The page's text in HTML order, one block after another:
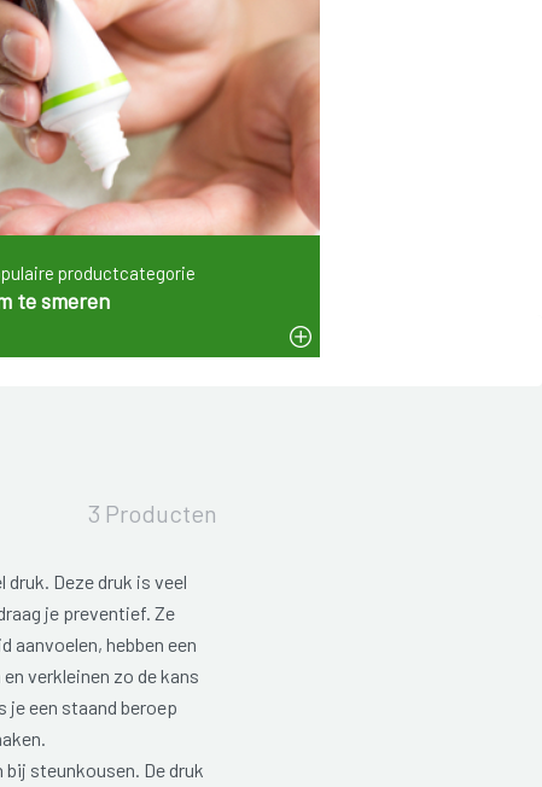
productcategorie
te smeren
3 Producten
druk. Deze druk is veel
je preventief. Ze
aanvoelen, hebben een
verkleinen zo de kans
een staand beroep
bij steunkousen. De druk